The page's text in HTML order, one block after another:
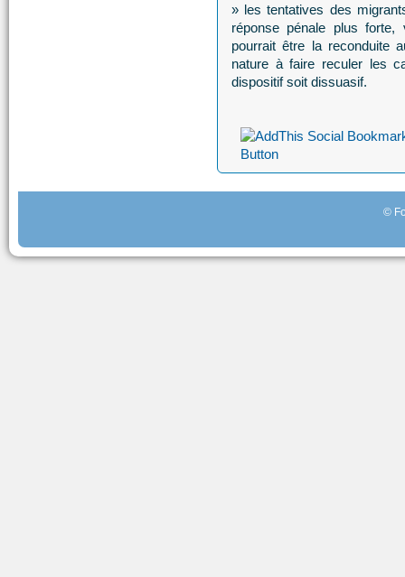
» les tentatives des
réponse pénale plus forte,
pourrait être la reconduite
nature à faire reculer les
dispositif soit dissuasif.
©